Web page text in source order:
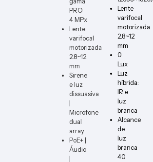
PRO
4 MPx
Lente
varifocal
motorizada
2.8~12
mm
Sirene
e luz
dissuasiva
|
Microfone
dual
array
PoE+ |
Áudio
|
Lente
varifocal
motorizada
2.8~12
mm
0
Lux
Luz
híbrida:
IR e
luz
branca
Alcance
de
luz
branca
40